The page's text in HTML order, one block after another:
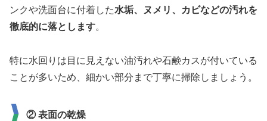
ンクや洗面台に付着した水垢、ヌメリ、カビなどの汚れを
徹底的に落とします。
特に水回りは目に見えない油汚れや石鹸カスが付いている
ことが多いため、細かい部分まで丁寧に掃除しましょう。
② 表面の乾燥